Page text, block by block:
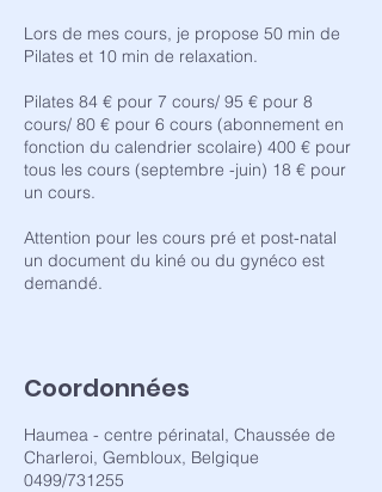
Lors de mes cours, je propose 50 min de
Pilates et 10 min de relaxation.
Pilates 84 € pour 7 cours/ 95 € pour 8
cours/ 80 € pour 6 cours (abonnement en
fonction du calendrier scolaire) 400 € pour
tous les cours (septembre -juin) 18 € pour
un cours.
Attention pour les cours pré et post-natal
un document du kiné ou du gynéco est
Coordonnées
Haumea - centre périnatal, Chaussée de
Charleroi, Gembloux, Belgique
0499/731255